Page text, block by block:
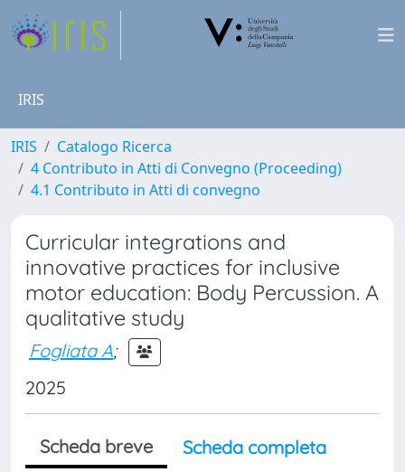
IRIS
IRIS
Catalogo Ricerca
4 Contributo in Atti di Convegno (Proceeding)
4.1 Contributo in Atti di convegno
Curricular integrations and
innovative practices for inclusive
motor education: Body Percussion. A
qualitative study
Fogliata A;
2025
Scheda breve
Scheda completa